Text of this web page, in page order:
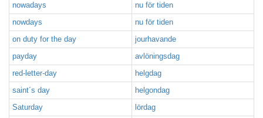
nowadays
nu för tiden
nowdays
nu för tiden
on duty for the day
jourhavande
payday
avlöningsdag
red-letter-day
helgdag
saint´s day
helgondag
Saturday
lördag